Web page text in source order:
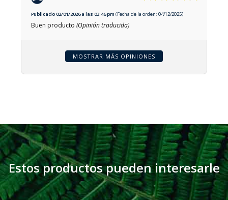
Publicado 02/01/2026 a las 03:46 pm (Fecha de la orden: 04/12/2025)
Buen producto (Opinión traducida)
MOSTRAR MÁS OPINIONES
Estos productos pueden interesarle